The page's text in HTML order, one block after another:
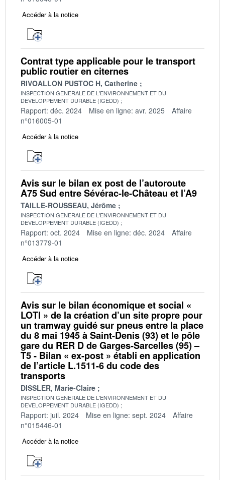
Accéder à la notice
Contrat type applicable pour le transport
public routier en citernes
RIVOALLON PUSTOC H, Catherine
INSPECTION GENERALE DE L'ENVIRONNEMENT ET DU
DEVELOPPEMENT DURABLE (IGEDD)
Rapport: déc. 2024 Mise en ligne: avr. 2025
Affaire
n°016005-01
Accéder à la notice
Avis sur le bilan ex post de l’autoroute
A75 Sud entre Sévérac-le-Château et l’A9
TAILLE-ROUSSEAU, Jérôme
INSPECTION GENERALE DE L'ENVIRONNEMENT ET DU
DEVELOPPEMENT DURABLE (IGEDD)
Rapport: oct. 2024 Mise en ligne: déc. 2024
Affaire
n°013779-01
Accéder à la notice
Avis sur le bilan économique et social «
LOTI » de la création d’un site propre pour
un tramway guidé sur pneus entre la place
du 8 mai 1945 à Saint-Denis (93) et le pôle
gare du RER D de Garges-Sarcelles (95) –
T5 - Bilan « ex-post » établi en application
de l’article L.1511-6 du code des
transports
DISSLER, Marie-Claire
INSPECTION GENERALE DE L'ENVIRONNEMENT ET DU
DEVELOPPEMENT DURABLE (IGEDD)
Rapport: juil. 2024 Mise en ligne: sept. 2024
Affaire
n°015446-01
Accéder à la notice